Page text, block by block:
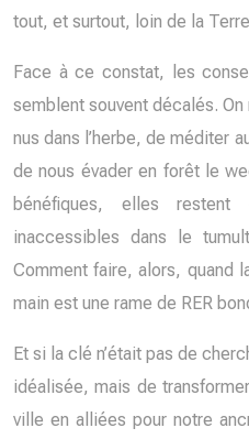
tout, et surtout, loin de la
Face à ce constat, les
semblent souvent décalés.
nus dans l’herbe, de méditer
de nous évader en forêt le
bénéfiques, elles restent
inaccessibles dans le
Comment faire, alors, quand
main est une rame de RER
Et si la clé n’était pas de
idéalisée, mais de
ville en alliées pour notre